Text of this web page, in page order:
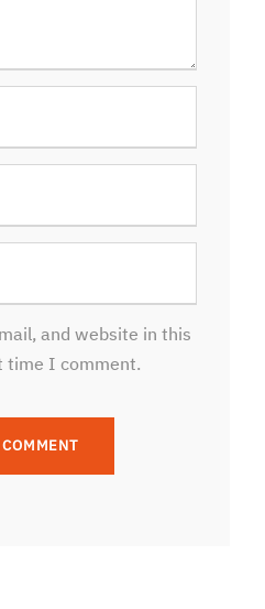
and website in this
time I comment.